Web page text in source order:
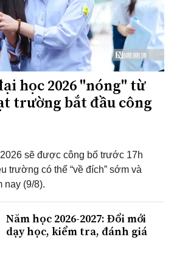
học 2026 "nóng" từ
trường bắt đầu công
sẽ được công bố trước 17h
trường có thể “về đích” sớm và
nay (9/8).
Năm học 2026-2027: Đổi mới
dạy học, kiểm tra, đánh giá